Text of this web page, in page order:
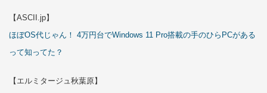
【ASCII.jp】
ほぼOS代じゃん！ 4万円台でWindows 11 Pro搭載の手のひらPCがある
って知ってた？
【エルミタージュ秋葉原】